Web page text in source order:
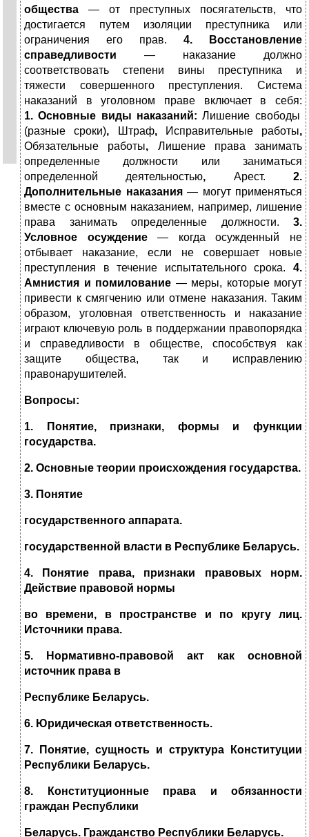
общества — от преступных посягательств, что
достигается путем изоляции преступника или
ограничения его прав. 4.
Восстановление
справедливости — наказание должно
соответствовать степени вины преступника и
тяжести совершенного преступления.
Система
наказаний в уголовном праве включает в себя:
1.Основные виды наказаний: Лишение свободы
(разные сроки), Штраф, Исправительные работы,
Обязательные работы, Лишение права занимать
определенные должности или заниматься
определенной деятельностью, Арест.2.
Дополнительные наказания— могут применяться
вместе с основным наказанием, например, лишение
права занимать определенные должности. 3.
Условное осуждение— когда осужденный не
отбывает наказание, если не совершает новые
преступления в течение испытательного срока. 4.
Амнистия и помилование — меры, которые могут
привести к смягчению или отмене наказания. Таким
образом, уголовная ответственность и наказание
играют ключевую роль в поддержании правопорядка
и справедливости в обществе, способствуя как
защите общества, так и исправлению
правонарушителей.
Вопросы:
1. Понятие, признаки, формы и функции
государства.
2. Основные теории происхождения государства.
3. Понятие
государственного аппарата.
государственной власти в Республике Беларусь.
4. Понятие права, признаки правовых норм.
Действие правовой нормы
во времени, в пространстве и по кругу лиц.
Источники права.
5. Нормативно-правовой акт как основной
источник права в
Республике Беларусь.
6. Юридическая ответственность.
7. Понятие, сущность и структура Конституции
Республики Беларусь.
8. Конституционные права и обязанности
граждан Республики
Беларусь. Гражданство Республики Беларусь.